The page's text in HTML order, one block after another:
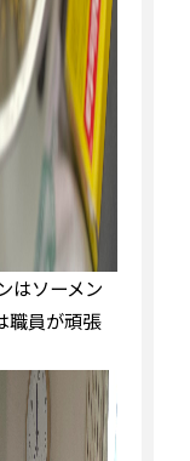
はソーメン
職員が頑張